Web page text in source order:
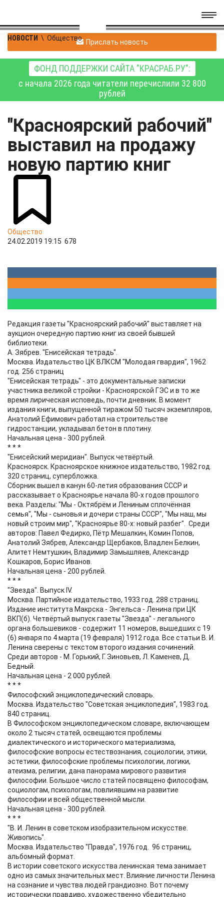
НОВОСТИ \ Общество Прислать новость
ФОНД ПОДДЕРЖКИ САЙТА "КРАСРАБ.РУ":
с начала 2026 года читатели перечислили 32 800
рублей
"Красноярский рабочий"
выставил на продажу
новую партию книг
Общество
24.02.2019 19:15 678
Редакция газеты "Красноярский рабочий" выставляет на
аукцион очередную партию книг из своей бывшей
библиотеки.
А. Зябрев. "Енисейская тетрадь".
Москва. Издательство ЦК ВЛКСМ "Молодая гвардия", 1962
год. 256 страниц
"Енисейская тетрадь" - это документальные записки
участника великой стройки - Красноярской ГЭС и в то же
время лирическая исповедь, почти дневник. В момент
издания книги, выпущенной тиражом 50 тысяч экземпляров,
Анатолий Ефимович работал на строительстве
гидростанции, укладывал бетон в плотину.
Начальная цена - 300 рублей.
* * *
"Енисейский меридиан". Выпуск четвёртый.
Красноярск. Красноярское книжное издательство, 1982 год.
320 страниц, супербложка.
Сборник вышел в канун 60-летия образования СССР и
рассказывает о Красноярье начала 80-х годов прошлого
века. Разделы: "Мы - Октябрём и Лениным сплочённая
семья", "Мы - сыновья и дочери страны СССР", "Мы наш, мы
новый строим мир", "Красноярье 80-х: новый разбег". Среди
авторов: Павел Федирко, Пётр Мешалкин, Комин Попов,
Анатолий Зябрев, Александр Щербаков, Владлен Белкин,
Алитет Немтушкин, Владимир Замышляев, Александр
Кошкаров, Борис Иванов.
Начальная цена - 200 рублей.
* * *
"Звезда". Выпуск IV.
Москва. Партийное издательство, 1933 год. 288 страниц.
Издание института Макрска - Энгельса - Ленина при ЦК
ВКП(б). Четвёртый выпуск газеты "Звезда" - легального
органа большевиков - содержит 11 номеров, вышедших с 19
(6) января по 4 марта (19 февраля) 1912 года. Все статьи В. И.
Ленина сверены с текстом второго издания сочинений.
Среди авторов - М. Горький, Г. Зиновьев, Л. Каменев, Д.
Бедный.
Начальная цена - 2 000 рублей.
* * *
Философский энциклопедический словарь.
Москва. Издательство "Советская энциклопедия", 1983 год.
840 страниц.
В Философском энциклопедическом словаре, включающем
около 2 тысяч статей, освещаются проблемы
диалектического и исторического материализма,
философские вопросы естествознания, социологии, этики,
эстетики, философские проблемы психологии, логики,
атеизма, религии, дана панорама мирового развития
философии. Большое число статей посвящено философам,
социологам, психологам, повлиявшим на развитие
философии и всей общественной мысли.
Начальная цена - 300 рублей.
* * *
"В. И. Ленин в советском изобразительном искусстве.
Живопись".
Москва. Издательство "Правда", 1976 год. 96 страниц,
альбомный формат.
В истории советского искусства ленинская тема занимает
одно из самых значительных мест. Влияние личности Ленина
на сознание и чувства людей грандиозно. Вот почему
исторически правдиво, художественно убедительно